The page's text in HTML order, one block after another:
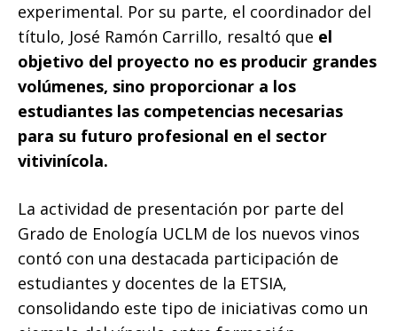
experimental. Por su parte, el coordinador del
título, José Ramón Carrillo, resaltó que el
objetivo del proyecto no es producir grandes
volúmenes, sino proporcionar a los
estudiantes las competencias necesarias
para su futuro profesional en el sector
vitivinícola.
La actividad de presentación por parte del
Grado de Enología UCLM de los nuevos vinos
contó con una destacada participación de
estudiantes y docentes de la ETSIA,
consolidando este tipo de iniciativas como un